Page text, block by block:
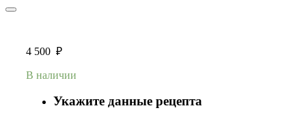
4 500 ₽
В наличии
Укажите данные рецепта